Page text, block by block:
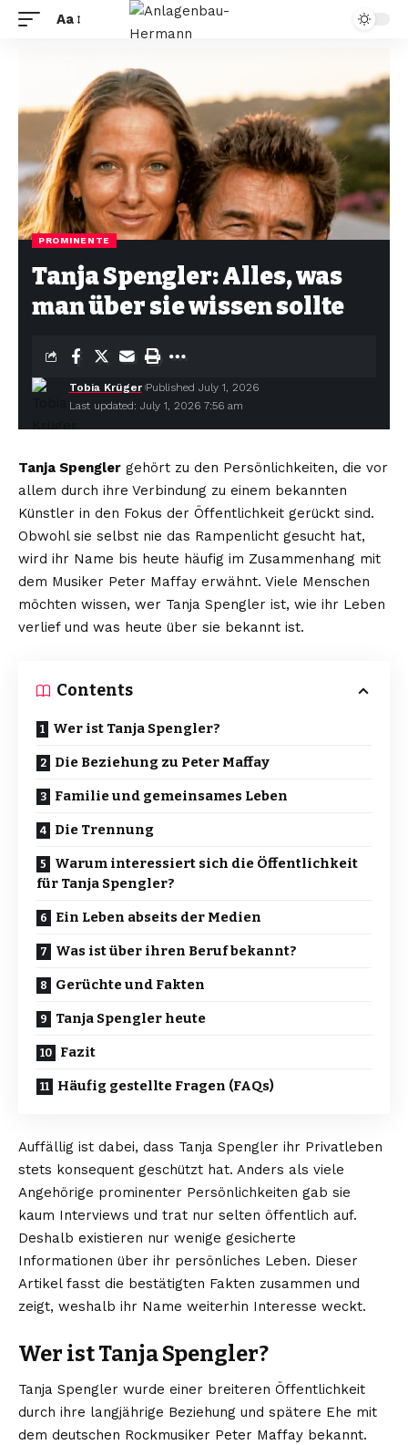
Aa
PROMINENTE
Tanja Spengler: Alles, was
man über sie wissen sollte
Last updated: July 1, 2026 7:56 am
Tobia Krüger Published July 1, 2026
Tanja Spengler gehört zu den Persönlichkeiten, die vor
allem durch ihre Verbindung zu einem bekannten
Künstler in den Fokus der Öffentlichkeit gerückt sind.
Obwohl sie selbst nie das Rampenlicht gesucht hat,
wird ihr Name bis heute häufig im Zusammenhang mit
dem Musiker Peter Maffay erwähnt. Viele Menschen
möchten wissen, wer Tanja Spengler ist, wie ihr Leben
verlief und was heute über sie bekannt ist.
Contents
Wer ist Tanja Spengler?
Die Beziehung zu Peter Maffay
Familie und gemeinsames Leben
Die Trennung
Warum interessiert sich die Öffentlichkeit
für Tanja Spengler?
Ein Leben abseits der Medien
Was ist über ihren Beruf bekannt?
Gerüchte und Fakten
Tanja Spengler heute
Fazit
Häufig gestellte Fragen (FAQs)
Auffällig ist dabei, dass Tanja Spengler ihr Privatleben
stets konsequent geschützt hat. Anders als viele
Angehörige prominenter Persönlichkeiten gab sie
kaum Interviews und trat nur selten öffentlich auf.
Deshalb existieren nur wenige gesicherte
Informationen über ihr persönliches Leben. Dieser
Artikel fasst die bestätigten Fakten zusammen und
zeigt, weshalb ihr Name weiterhin Interesse weckt.
Wer ist Tanja Spengler?
Tanja Spengler wurde einer breiteren Öffentlichkeit
durch ihre langjährige Beziehung und spätere Ehe mit
dem deutschen Rockmusiker Peter Maffay bekannt.